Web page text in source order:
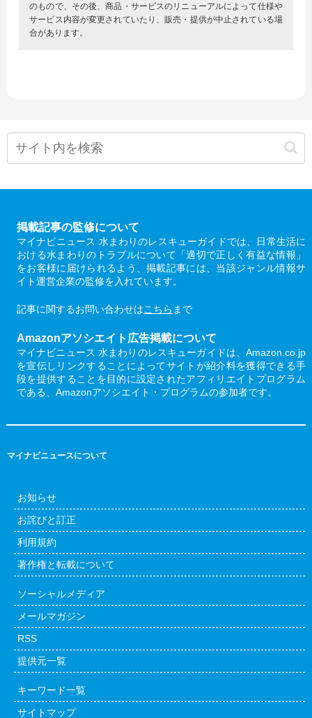
のもので、その後、商品・サービスのリニューアルによって仕様や
サービス内容が変更されていたり、販売・提供が中止されている場
合があります。
掲載記事の監修について
マイナビニュース 水まわりのレスキューガイドでは、日常生活に
おける水まわりのトラブルについて「適切で正しく有益な情報」
をお客様に届けられるよう、掲載記事には、当該ジャンル情報サ
イト運営企業の監修を入れています。
記事に関するお問い合わせはこちら まで
Amazonアソシエイト広告掲載について
マイナビニュース 水まわりのレスキューガイドは、Amazon.co.jp
を宣伝しリンクすることによってサイトが紹介料を獲得できる手
段を提供することを目的に設定されたアフィリエイトプログラム
である、Amazonアソシエイト・プログラムの参加者です。
マイナビニュースについて
お知らせ
お詫びと訂正
利用規約
著作権と転載について
ソーシャルメディア
メールマガジン
RSS
提供元一覧
キーワード一覧
サイトマップ